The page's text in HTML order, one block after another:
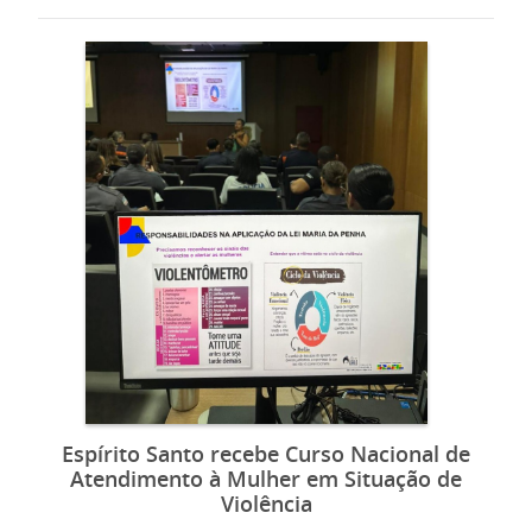
Espírito Santo recebe Curso Nacional de
Atendimento à Mulher em Situação de
Violência